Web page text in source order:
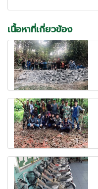
เนื้อหาที่เกี่ยวข้อง